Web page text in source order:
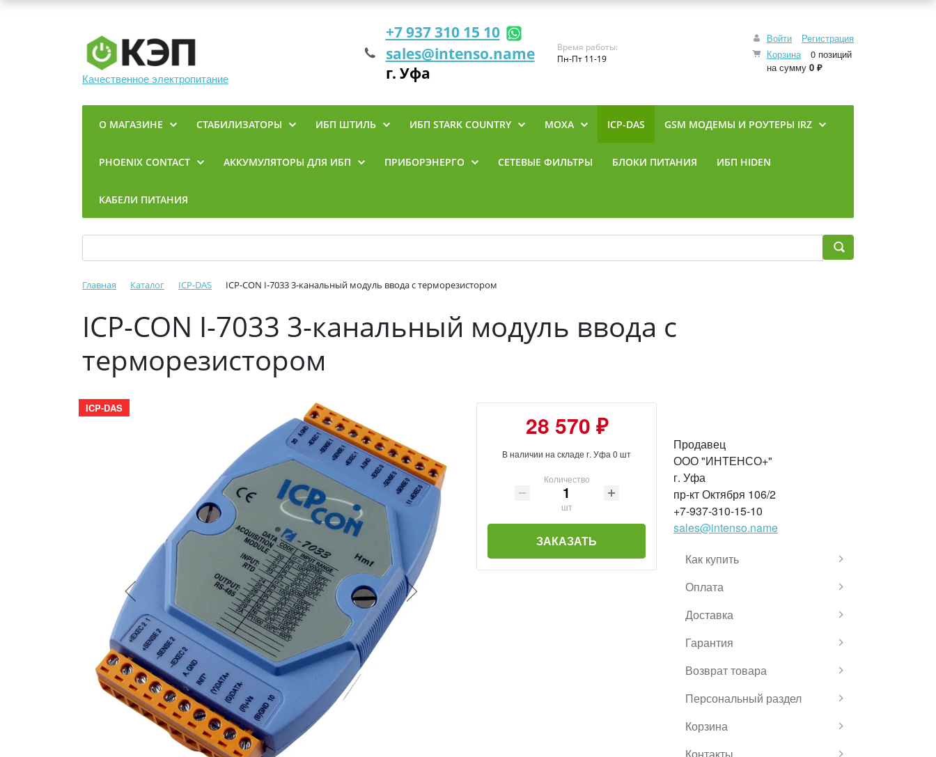
Качественное электропитание
Войти
Регистрация
Корзина
0 позиций
на сумму 0 ₽
+7 937 310 15 10
sales@intenso.name
г. Уфа
Время работы:
Пн-Пт 11-19
О МАГАЗИНЕ СТАБИЛИЗАТОРЫ ИБП ШТИЛЬ ИБП STARK COUNTRY MOXA ICP-DAS GSM МОДЕМЫ И РОУТЕРЫ IRZ
PHOENIX CONTACT АККУМУЛЯТОРЫ ДЛЯ ИБП ПРИБОРЭНЕРГО СЕТЕВЫЕ ФИЛЬТРЫ БЛОКИ ПИТАНИЯ ИБП HIDEN
КАБЕЛИ ПИТАНИЯ
Главная Каталог ICP-DAS ICP-CON I-7033 3-канальный модуль ввода с терморезистором
ICP-CON I-7033 3-канальный модуль ввода с
терморезистором
ICP-DAS
28 570 ₽
В наличии на складе г. Уфа 0 шт
Количество
шт
ЗАКАЗАТЬ
Продавец
ООО "ИНТЕНСО+"
г. Уфа
пр-кт Октября 106/2
+7-937-310-15-10
sales@intenso.name
Как купить
Оплата
Доставка
Гарантия
Возврат товара
Персональный раздел
Корзина
Контакты